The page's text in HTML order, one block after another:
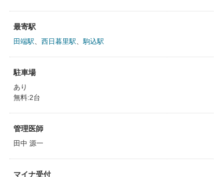
最寄駅
田端駅 西日暮里駅 駒込駅
駐車場
あり
無料:2台
管理医師
田中 源一
マイナ受付